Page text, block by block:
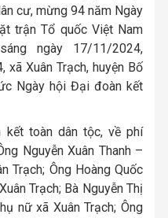
cư, mừng 94 năm Ngày
trận Tổ quốc Việt Nam
ngày 17/11/2024,
xã Xuân Trạch, huyện Bố
Ngày hội Đại đoàn kết
toàn dân tộc, về phí
Nguyễn Xuân Thanh –
Trạch; Ông Hoàng Quốc
Trạch; Bà Nguyễn Thị
nữ xã Xuân Trạch; Ông